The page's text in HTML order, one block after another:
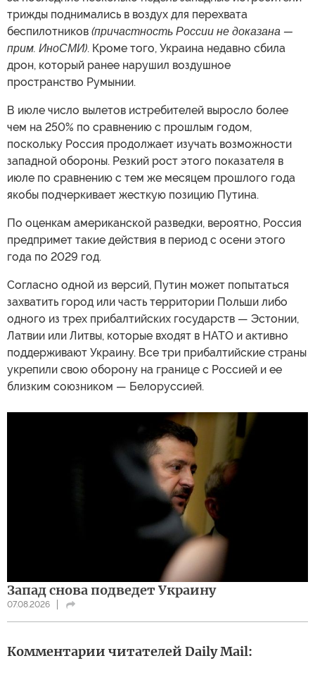
трижды поднимались в воздух для перехвата
беспилотников (причастность России не доказана —
прим. ИноСМИ). Кроме того, Украина недавно сбила
дрон, который ранее нарушил воздушное
пространство Румынии.
В июле число вылетов истребителей выросло более
чем на 250% по сравнению с прошлым годом,
поскольку Россия продолжает изучать возможности
западной обороны. Резкий рост этого показателя в
июле по сравнению с тем же месяцем прошлого года
якобы подчеркивает жесткую позицию Путина.
По оценкам американской разведки, вероятно, Россия
предпримет такие действия в период с осени этого
года по 2029 год.
Согласно одной из версий, Путин может попытаться
захватить город или часть территории Польши либо
одного из трех прибалтийских государств — Эстонии,
Латвии или Литвы, которые входят в НАТО и активно
поддерживают Украину. Все три прибалтийские страны
укрепили свою оборону на границе с Россией и ее
близким союзником — Белоруссией.
Запад снова подведет Украину
07.08.2026
Комментарии читателей Daily Mail: